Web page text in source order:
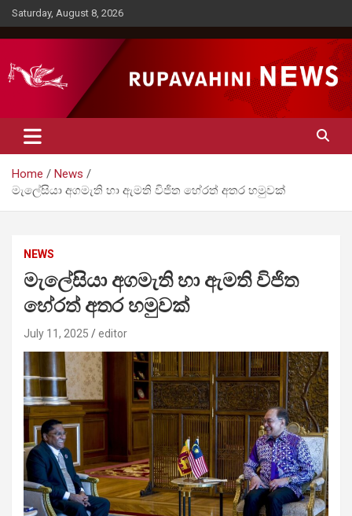
Skip
to
content
Saturday, August 8, 2026
Rupavahini News
Home
News
මැලේසියා අගමැති හා ඇමති විජිත හේරත් අතර හමුවක්
NEWS
මැලේසියා අගමැති හා ඇමති විජිත
හේරත් අතර හමුවක්
July 11, 2025 editor